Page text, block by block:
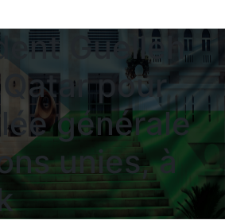
Guelleh
pour
générale
unies, à